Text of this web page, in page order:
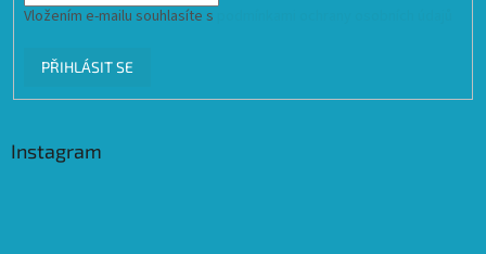
Vložením e-mailu souhlasíte s
PŘIHLÁSIT SE
Instagram